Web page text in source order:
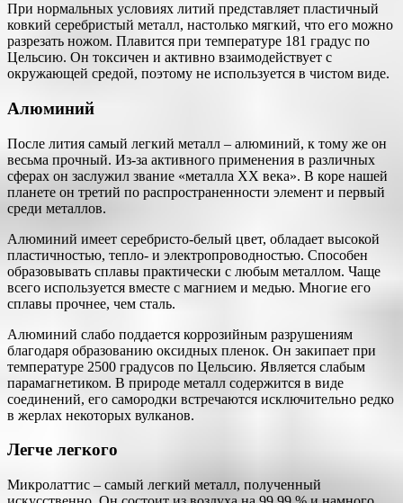
При нормальных условиях литий представляет пластичный
ковкий серебристый металл, настолько мягкий, что его можно
разрезать ножом. Плавится при температуре 181 градус по
Цельсию. Он токсичен и активно взаимодействует с
окружающей средой, поэтому не используется в чистом виде.
Алюминий
После лития самый легкий металл – алюминий, к тому же он
весьма прочный. Из-за активного применения в различных
сферах он заслужил звание «металла XX века». В коре нашей
планете он третий по распространенности элемент и первый
среди металлов.
Алюминий имеет серебристо-белый цвет, обладает высокой
пластичностью, тепло- и электропроводностью. Способен
образовывать сплавы практически с любым металлом. Чаще
всего используется вместе с магнием и медью. Многие его
сплавы прочнее, чем сталь.
Алюминий слабо поддается коррозийным разрушениям
благодаря образованию оксидных пленок. Он закипает при
температуре 2500 градусов по Цельсию. Является слабым
парамагнетиком. В природе металл содержится в виде
соединений, его самородки встречаются исключительно редко
в жерлах некоторых вулканов.
Легче легкого
Микролаттис – самый легкий металл, полученный